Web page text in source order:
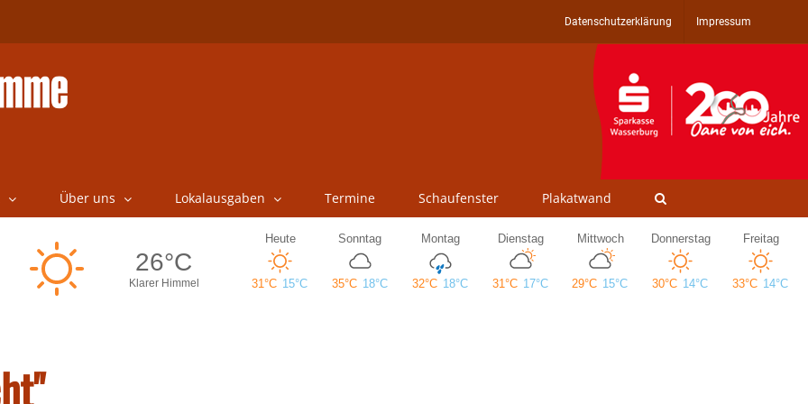
Datenschutzerklärung Impressum
Über uns Lokalausgaben Termine Schaufenster Plakatwand